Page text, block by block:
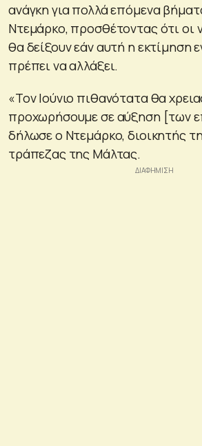
ανάγκη για πολλά επόμενα
Ντεμάρκο, προσθέτοντας ότι οι
θα δείξουν εάν αυτή η εκτίμηση
πρέπει να αλλάξει.
«Τον Ιούνιο πιθανότατα θα
προχωρήσουμε σε αύξηση [των
δήλωσε ο Ντεμάρκο, διοικητής
τράπεζας της Μάλτας.